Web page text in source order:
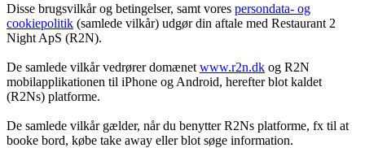
Disse brugsvilkår og betingelser, samt vores persondata- og
cookiepolitik (samlede vilkår) udgør din aftale med Restaurant 2
Night ApS (R2N).
De samlede vilkår vedrører domænet www.r2n.dk og R2N
mobilapplikationen til iPhone og Android, herefter blot kaldet
(R2Ns) platforme.
De samlede vilkår gælder, når du benytter R2Ns platforme, fx til at
booke bord, købe take away eller blot søge information.